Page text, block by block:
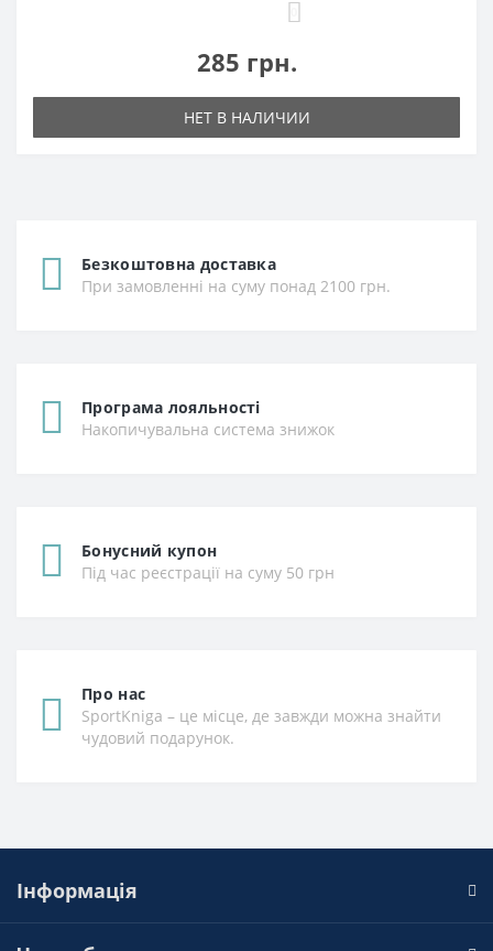
285 грн.
НЕТ В НАЛИЧИИ
Безкоштовна доставка
При замовленні на суму понад 2100 грн.
Програма лояльності
Накопичувальна система знижок
Бонусний купон
Під час реєстрації на суму 50 грн
Про нас
SportKniga – це місце, де завжди можна знайти
чудовий подарунок.
Інформація